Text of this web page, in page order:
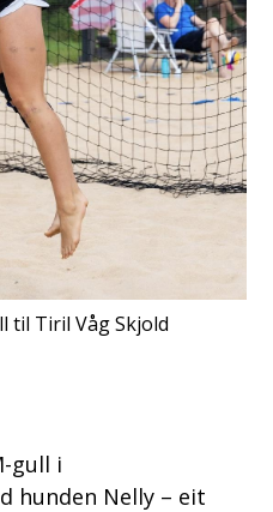
til Tiril Våg Skjold
gull i
hunden Nelly – eit